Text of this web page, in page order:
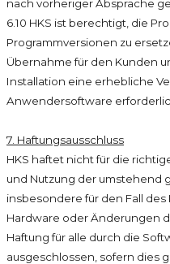
nach vorheriger Absprache
6.10 HKS ist berechtigt, die
Programmversionen zu
Übernahme für den Kunden
Installation eine erhebliche
Anwendersoftware
7. Haftungsausschluss
HKS haftet nicht für die
und Nutzung der umstehend
insbesondere für den Fall
Hardware oder Änderungen
Haftung für alle durch die
ausgeschlossen, sofern dies